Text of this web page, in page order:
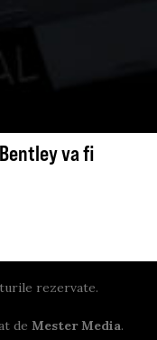
va fi
rezervate.
de Mester Media.